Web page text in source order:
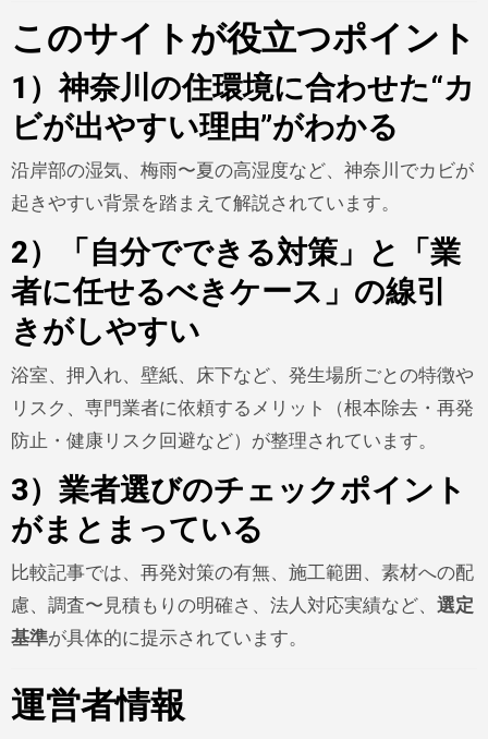
このサイトが役立つポイント
1）神奈川の住環境に合わせた“カ
ビが出やすい理由”がわかる
沿岸部の湿気、梅雨〜夏の高湿度など、神奈川でカビが
起きやすい背景を踏まえて解説されています。
2）「自分でできる対策」と「業
者に任せるべきケース」の線引
きがしやすい
浴室、押入れ、壁紙、床下など、発生場所ごとの特徴や
リスク、専門業者に依頼するメリット（根本除去・再発
防止・健康リスク回避など）が整理されています。
3）業者選びのチェックポイント
がまとまっている
比較記事では、再発対策の有無、施工範囲、素材への配
慮、調査〜見積もりの明確さ、法人対応実績など、 選定
基準が具体的に提示されています。
運営者情報